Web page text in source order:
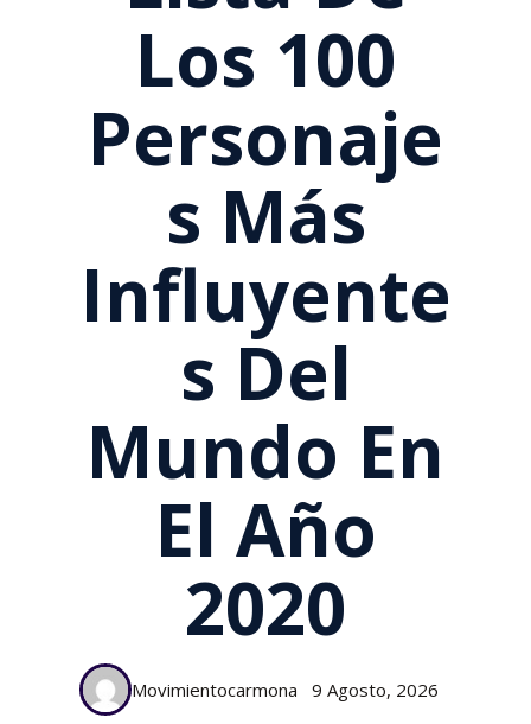
Los 100
Personaje
S Más
Influyente
S Del
Mundo En
El Año
2020
Movimientocarmona 9 Agosto, 2026